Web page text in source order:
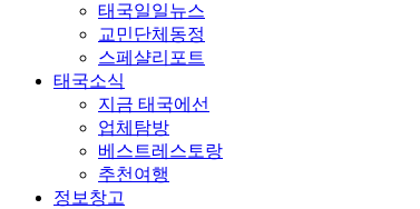
태국일일뉴스
교민단체동정
스페샬리포트
태국소식
지금 태국에선
업체탐방
베스트레스토랑
추천여행
정보창고